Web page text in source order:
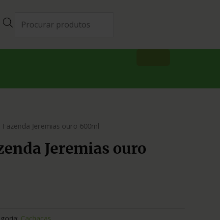
Fazenda Jeremias ouro 600ml
Jeremias ouro